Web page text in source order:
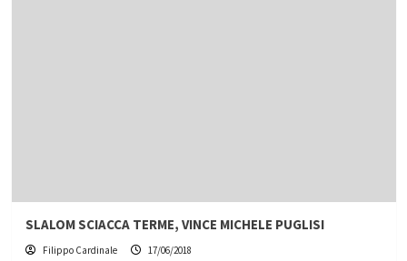
SLALOM SCIACCA TERME, VINCE MICHELE PUGLISI
Filippo Cardinale 17/06/2018